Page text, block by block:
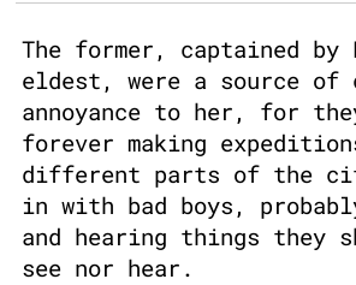
The former, captained by
eldest, were a source of
annoyance to her, for
forever making
different parts of the
in with bad boys,
and hearing things they
see nor hear.